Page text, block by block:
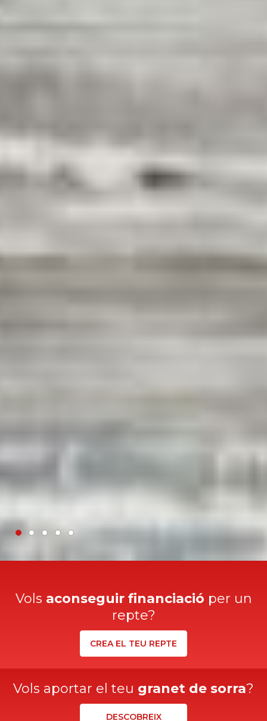
Vols aconseguir financiació per un
repte?
CREA EL TEU REPTE
Vols aportar el teu granet de sorra?
DESCOBREIX